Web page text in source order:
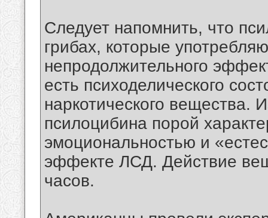
Следует напомнить, что
грибах, которые
непродолжительного
есть психоделического
наркотического вещества.
псилоцибина порой
эмоциональностью и
эффекте ЛСД. Действие
часов.